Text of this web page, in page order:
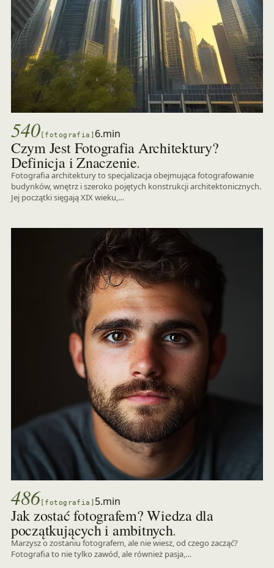
540 [fotografia] 6.min
Czym Jest Fotografia Architektury?
Definicja i Znaczenie.
Fotografia architektury to specjalizacja obejmująca fotografowanie
budynków, wnętrz i szeroko pojętych konstrukcji architektonicznych.
Jej początki sięgają XIX wieku,…
486 [fotografia] 5.min
Jak zostać fotografem? Wiedza dla
początkujących i ambitnych.
Marzysz o zostaniu fotografem, ale nie wiesz, od czego zacząć?
Fotografia to nie tylko zawód, ale również pasja,…